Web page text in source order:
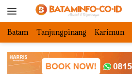
Batam Tanjungpinang Karimun